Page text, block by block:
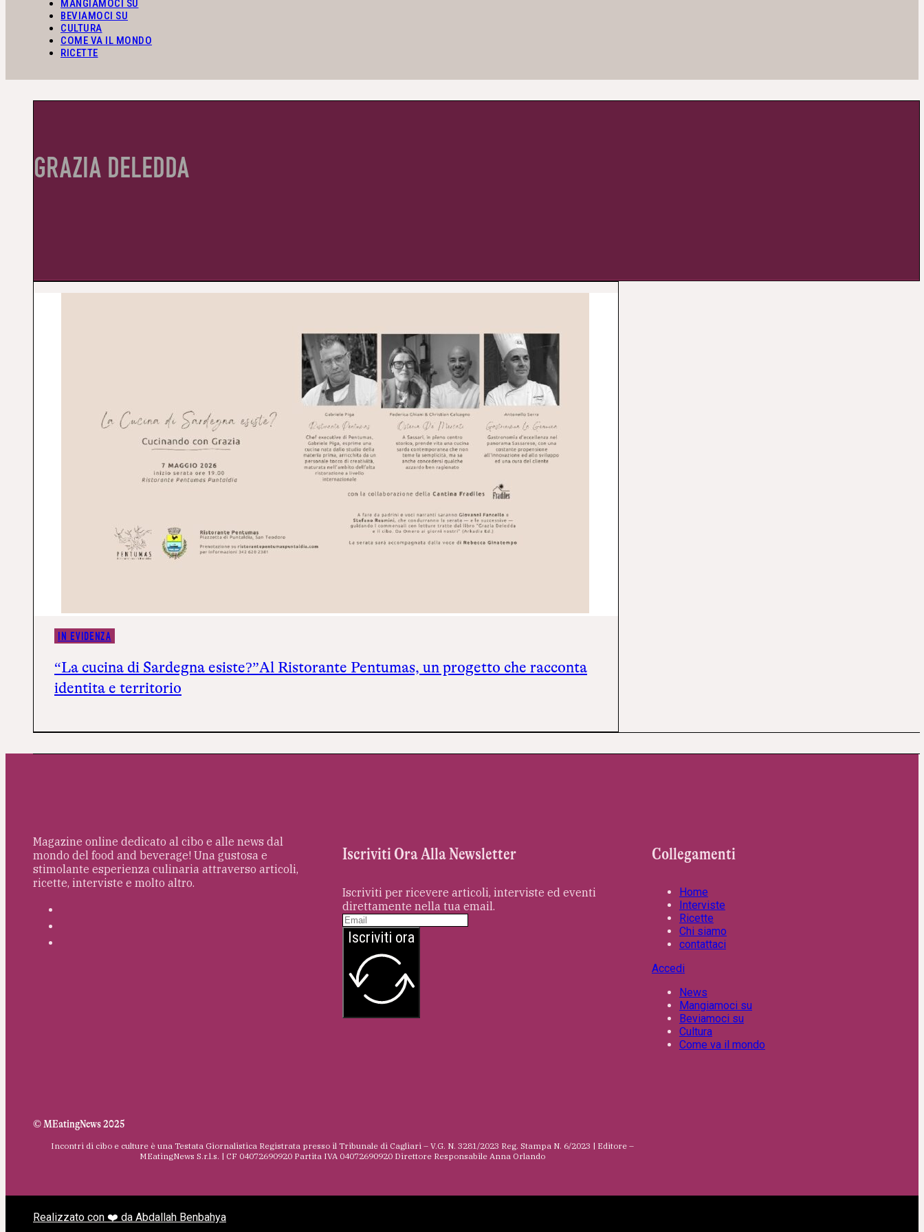
MANGIAMOCI SU
BEVIAMOCI SU
CULTURA
COME VA IL MONDO
RICETTE
GRAZIA DELEDDA
IN EVIDENZA
“La cucina di Sardegna esiste?”Al Ristorante Pentumas, un progetto che racconta
identità e territorio
Magazine online dedicato al cibo e alle news dal
mondo del food and beverage! Una gustosa e
stimolante esperienza culinaria attraverso articoli,
ricette, interviste e molto altro.
Iscriviti Ora Alla Newsletter
Iscriviti per ricevere articoli, interviste ed eventi
direttamente nella tua email.
Iscriviti ora
Collegamenti
Home
Interviste
Ricette
Chi siamo
contattaci
Accedi
News
Mangiamoci su
Beviamoci su
Cultura
Come va il mondo
© MEatingNews 2025
Incontri di cibo e culture è una Testata Giornalistica Registrata presso il Tribunale di Cagliari – V.G. N. 3281/2023 Reg. Stampa N. 6/2023 | Editore –
MEatingNews S.r.l.s. | CF 04072690920 Partita IVA 04072690920 Direttore Responsabile Anna Orlando
Realizzato con ❤️ da Abdallah Benbahya